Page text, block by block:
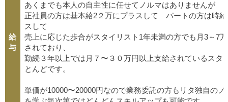
給
与
あくまでも本人の自主性に任せてノルマはありませんが
正社員の方は基本給2２万にプラスして パートの方は時
スして
売上に応じた歩合がスタイリスト1年未満の方でも月3～7
されており、
勤続３年以上では月７〜３０万円以上支給されているスタ
とんどです。
単価が10000〜20000円なので業務委託の方もリタ独自のノ